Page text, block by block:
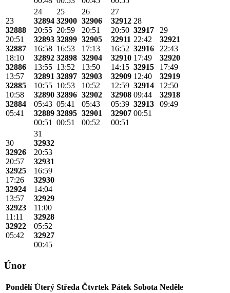
23
32888
20:51
32887
18:10
32886
13:57
32885
10:58
32884
05:41
24
32894
20:55
32893
16:58
32892
13:55
32891
10:55
32890
05:43
32889
00:51
25
32900
20:59
32899
16:53
32898
13:52
32897
10:53
32896
05:41
32895
00:51
26
32906
20:51
32905
17:13
32904
13:50
32903
10:52
32902
05:43
32901
00:52
27
32912
20:50
32911
16:52
32910
14:15
32909
12:59
32908
05:39
32907
00:51
28
32917
22:42
32916
17:49
32915
12:40
32914
09:44
32913
00:51
29
32921
22:43
32920
17:49
32919
12:50
32918
09:49
30
32926
20:57
32925
17:26
32924
13:57
32923
11:11
32922
05:42
31
32932
20:53
32931
16:59
32930
14:04
32929
11:00
32928
05:52
32927
00:45
Únor
Pondělí Úterý Středa Čtvrtek Pátek Sobota Neděle